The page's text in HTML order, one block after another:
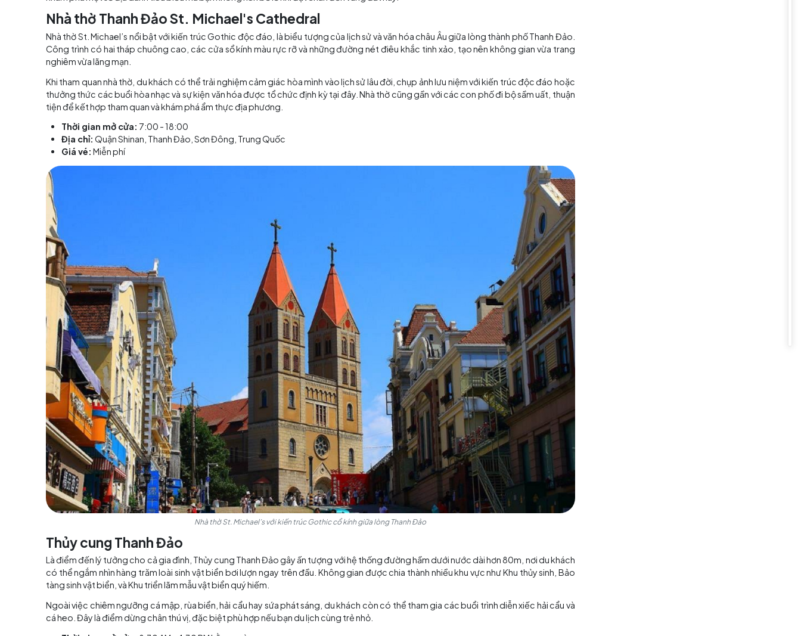
Thanh Đảo rực rỡ sắc hoa, khí trời trong lành, thích hợp để dạo chơi và ngắm cảnh.
Khám phá địa điểm tham quan nổi tiếng tại Thanh Đảo
Thanh Đảo sở hữu nhiều điểm tham quan hấp dẫn, từ những công trình kiến trúc cổ kính đến cảnh quan thiên nhiên tươi đẹp. Hãy cùng
khám phá một số địa danh tiêu biểu mà bạn không nên bỏ lỡ khi đặt chân đến vùng đất này.
Nhà thờ Thanh Đảo St. Michael's Cathedral
Nhà thờ St. Michael’s nổi bật với kiến trúc Gothic độc đáo, là biểu tượng của lịch sử và văn hóa châu Âu giữa lòng thành phố Thanh Đảo.
Công trình có hai tháp chuông cao, các cửa sổ kính màu rực rỡ và những đường nét điêu khắc tinh xảo, tạo nên không gian vừa trang
nghiêm vừa lãng mạn.
Khi tham quan nhà thờ, du khách có thể trải nghiệm cảm giác hòa mình vào lịch sử lâu đời, chụp ảnh lưu niệm với kiến trúc độc đáo hoặc
thưởng thức các buổi hòa nhạc và sự kiện văn hóa được tổ chức định kỳ tại đây. Nhà thờ cũng gần với các con phố đi bộ sầm uất, thuận
tiện để kết hợp tham quan và khám phá ẩm thực địa phương.
Thời gian mở cửa:7:00 - 18:00
Địa chỉ:Quận Shinan, Thanh Đảo, Sơn Đông, Trung Quốc
Giá vé:Miễn phí